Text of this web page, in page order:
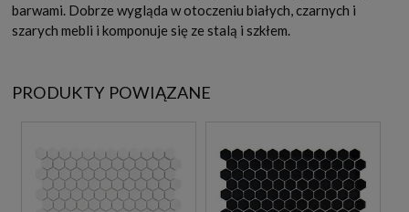
barwami. Dobrze wygląda w otoczeniu białych, czarnych i
szarych mebli i komponuje się ze stalą i szkłem.
PRODUKTY POWIĄZANE